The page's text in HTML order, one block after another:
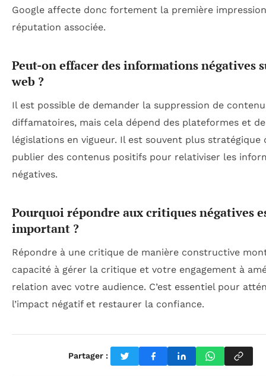
Google affecte donc fortement la première
réputation associée.
Peut-on effacer des informations négatives
web ?
Il est possible de demander la suppression de
diffamatoires, mais cela dépend des plateformes et
législations en vigueur. Il est souvent plus stratégique
publier des contenus positifs pour relativiser les
négatives.
Pourquoi répondre aux critiques négatives
important ?
Répondre à une critique de manière constructive
capacité à gérer la critique et votre engagement à
relation avec votre audience. C’est essentiel pour
l’impact négatif et restaurer la confiance.
Partager :